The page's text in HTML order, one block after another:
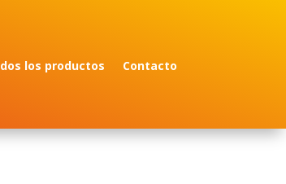
los productos Contacto